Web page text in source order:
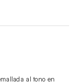
al tono en